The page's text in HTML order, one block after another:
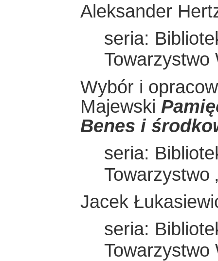
Aleksander
seria:
Towarzystwo
Wybór i
Majewski
Benes i
seria:
Towarzystwo
Jacek
seria:
Towarzystwo